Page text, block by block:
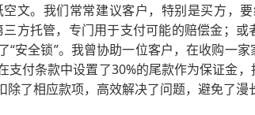
文。我们常常建议客户，特别是买方，
方托管，专门用于支付可能的赔偿金；
安全锁”。我曾协助一位客户，在收购一
付条款中设置了30%的尾款作为保证金
了相应款项，高效解决了问题，避免了漫